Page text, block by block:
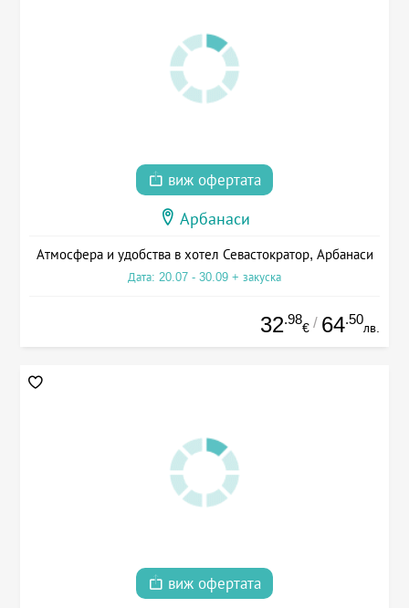
виж офертата
Арбанаси
Атмосфера и удобства в хотел Севастократор, Арбанаси
Дата: 20.07 - 30.09 + закуска
32.98
€ / 64.50
лв.
виж офертата